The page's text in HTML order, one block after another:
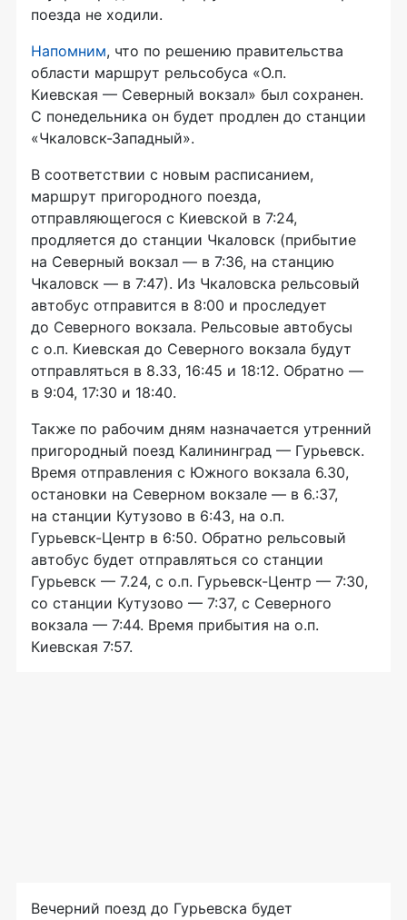
поезда не ходили.
Напомним, что по решению правительства
области маршрут рельсобуса «О.п.
Киевская — Северный вокзал» был сохранен.
С понедельника он будет продлен до станции
«Чкаловск-Западный».
В соответствии с новым расписанием,
маршрут пригородного поезда,
отправляющегося с Киевской в 7:24,
продляется до станции Чкаловск (прибытие
на Северный вокзал — в 7:36, на станцию
Чкаловск — в 7:47). Из Чкаловска рельсовый
автобус отправится в 8:00 и проследует
до Северного вокзала. Рельсовые автобусы
с о.п. Киевская до Северного вокзала будут
отправляться в 8.33, 16:45 и 18:12. Обратно —
в 9:04, 17:30 и 18:40.
Также по рабочим дням назначается утренний
пригородный поезд Калининград — Гурьевск.
Время отправления с Южного вокзала 6.30,
остановки на Северном вокзале — в 6.:37,
на станции Кутузово в 6:43, на о.п.
Гурьевск-Центр в 6:50. Обратно рельсовый
автобус будет отправляться со станции
Гурьевск — 7.24, с о.п. Гурьевск-Центр — 7:30,
со станции Кутузово — 7:37, с Северного
вокзала — 7:44. Время прибытия на о.п.
Киевская 7:57.
Вечерний поезд до Гурьевска будет